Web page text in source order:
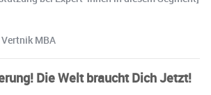
MBA
Die Welt braucht Dich Jetzt!